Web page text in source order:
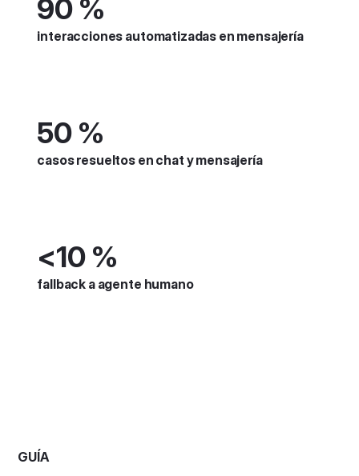
90 %
interacciones automatizadas en mensajería
50 %
casos resueltos en chat y mensajería
<10 %
fallback a agente humano
GUÍA